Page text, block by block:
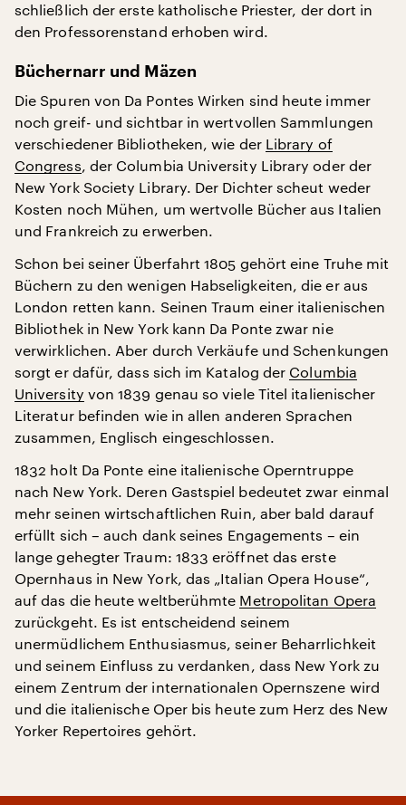
schließlich der erste katholische Priester, der dort in
den Professorenstand erhoben wird.
Büchernarr und Mäzen
Die Spuren von Da Pontes Wirken sind heute immer
noch greif- und sichtbar in wertvollen Sammlungen
verschiedener Bibliotheken, wie der Library of
Congress, der Columbia University Library oder der
New York Society Library. Der Dichter scheut weder
Kosten noch Mühen, um wertvolle Bücher aus Italien
und Frankreich zu erwerben.
Schon bei seiner Überfahrt 1805 gehört eine Truhe mit
Büchern zu den wenigen Habseligkeiten, die er aus
London retten kann. Seinen Traum einer italienischen
Bibliothek in New York kann Da Ponte zwar nie
verwirklichen. Aber durch Verkäufe und Schenkungen
sorgt er dafür, dass sich im Katalog der Columbia
University von 1839 genau so viele Titel italienischer
Literatur befinden wie in allen anderen Sprachen
zusammen, Englisch eingeschlossen.
1832 holt Da Ponte eine italienische Operntruppe
nach New York. Deren Gastspiel bedeutet zwar einmal
mehr seinen wirtschaftlichen Ruin, aber bald darauf
erfüllt sich – auch dank seines Engagements – ein
lange gehegter Traum: 1833 eröffnet das erste
Opernhaus in New York, das „Italian Opera House“,
auf das die heute weltberühmte Metropolitan Opera
zurückgeht. Es ist entscheidend seinem
unermüdlichem Enthusiasmus, seiner Beharrlichkeit
und seinem Einfluss zu verdanken, dass New York zu
einem Zentrum der internationalen Opernszene wird
und die italienische Oper bis heute zum Herz des New
Yorker Repertoires gehört.